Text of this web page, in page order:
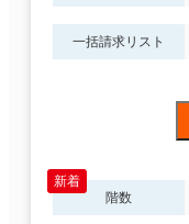
一括請求リスト
階数